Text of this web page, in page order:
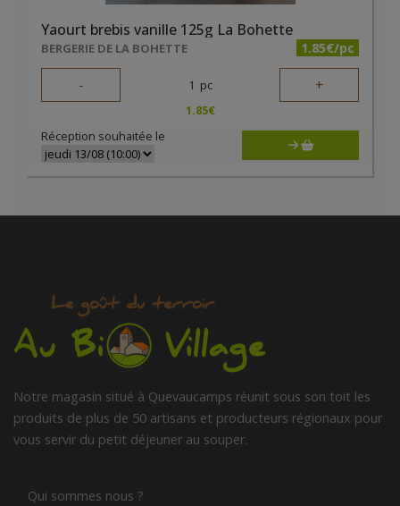
Yaourt brebis vanille 125g La Bohette
BERGERIE DE LA BOHETTE 1.85€/pc
- 1 pc +
1.85€
Réception souhaitée le
Notre magasin situé à Quevaucamps réunit sous son toit les
produits de plus de 50 artisans et producteurs régionaux pour
vous servir du petit déjeuner au souper.
Qui sommes nous ?